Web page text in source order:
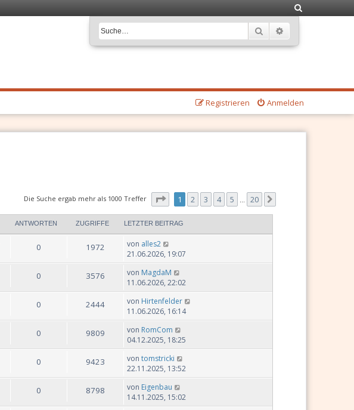
Suche
Anmelden
Registrieren
Die Suche ergab mehr als 1000 Treffer Seite von
1 2 3 4 5 20
ANTWORTEN ZUGRIFFE LETZTER BEITRAG
0 1972 von alles2
21.06.2026, 19:07
0 3576 von MagdaM
11.06.2026, 22:02
0 2444 von Hirtenfelder
11.06.2026, 16:14
0 9809 von RomCom
04.12.2025, 18:25
0 9423 von tomstricki
22.11.2025, 13:52
0 8798 von Eigenbau
14.11.2025, 15:02